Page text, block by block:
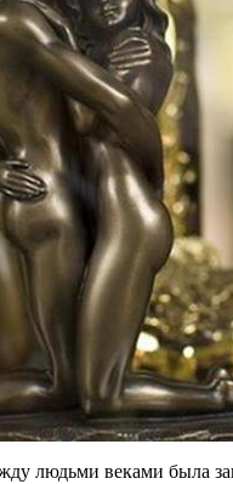
людьми веками была